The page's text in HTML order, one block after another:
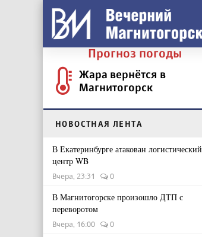
Прогноз погоды
Жара вернётся в
Магнитогорск
НОВОСТНАЯ ЛЕНТА
В Екатеринбурге атакован логистический
центр WB
Вчера, 23:31 0
В Магнитогорске произошло ДТП с
переворотом
Вчера, 16:00 0